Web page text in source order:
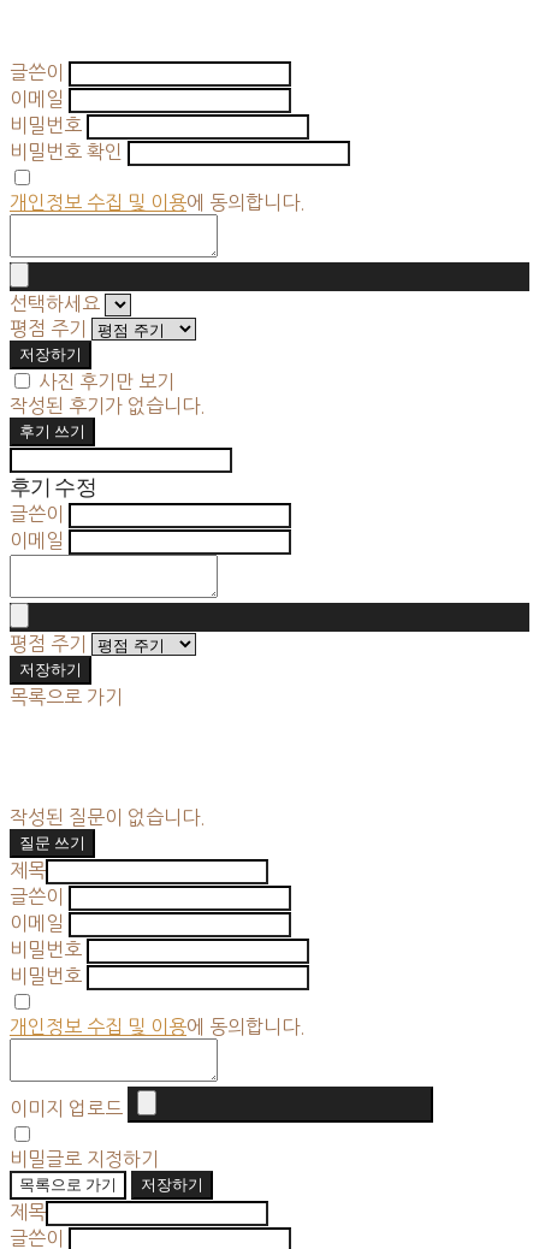
글쓴이
이메일
비밀번호
비밀번호 확인
개인정보 수집 및 이용에 동의합니다.
선택하세요
평점 주기
저장하기
사진 후기만 보기
작성된 후기가 없습니다.
후기 쓰기
후기 수정
글쓴이
이메일
평점 주기
저장하기
목록으로 가기
작성된 질문이 없습니다.
질문 쓰기
제목
글쓴이
이메일
비밀번호
비밀번호
개인정보 수집 및 이용에 동의합니다.
이미지 업로드
비밀글로 지정하기
목록으로 가기
저장하기
제목
글쓴이